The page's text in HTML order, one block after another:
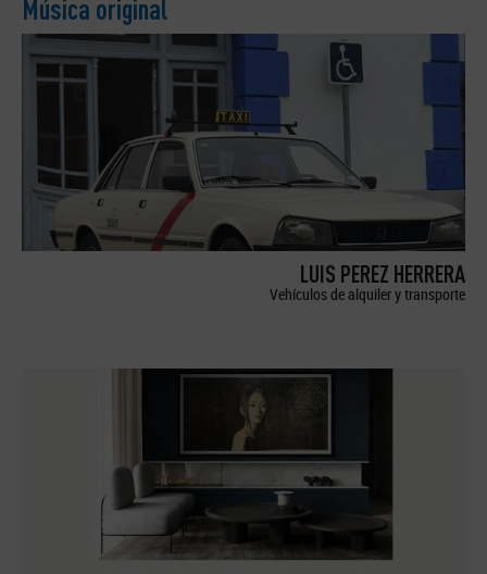
Música original
LUIS PEREZ HERRERA
Vehículos de alquiler y transporte